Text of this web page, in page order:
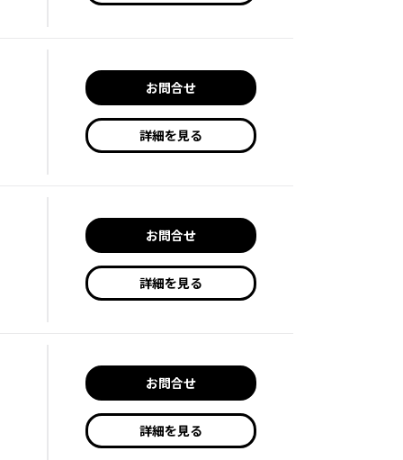
お問合せ
詳細を見る
お問合せ
詳細を見る
お問合せ
詳細を見る